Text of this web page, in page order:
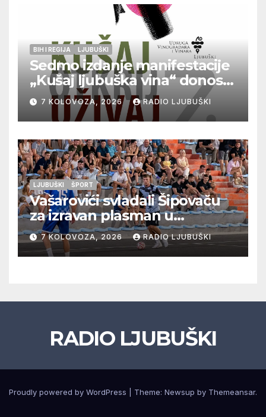
BIH I REGIJA LJUBUŠKI
Sedmo izdanje manifestacije
„Kušaj ljubuška vina“ donosi
vrhunska vina, gastronomiju i
glazbu
7 KOLOVOZA, 2026 RADIO LJUBUŠKI
LJUBUŠKI ŠPORT
Vašarovići svladali Šipovaču
za izravan plasman u
četvrtfinale, Grab izborio
prolazak dalje, Klobuk ispao,
večeras počinje četvrtfinale
7 KOLOVOZA, 2026 RADIO LJUBUŠKI
RADIO LJUBUŠKI
Proudly powered by WordPress Theme: Newsup by Themeansar.